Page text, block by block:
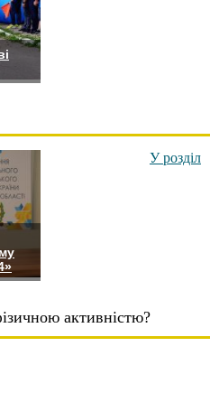
У розділ
активністю?